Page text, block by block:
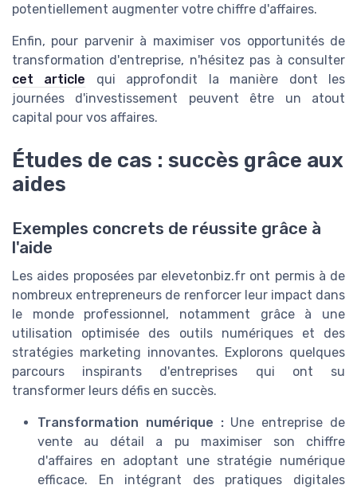
potentiellement augmenter votre chiffre d'affaires.
Enfin, pour parvenir à maximiser vos opportunités de
transformation d'entreprise, n'hésitez pas à consulter
cet article qui approfondit la manière dont les
journées d'investissement peuvent être un atout
capital pour vos affaires.
Études de cas : succès grâce aux
aides
Exemples concrets de réussite grâce à
l'aide
Les aides proposées par elevetonbiz.fr ont permis à de
nombreux entrepreneurs de renforcer leur impact dans
le monde professionnel, notamment grâce à une
utilisation optimisée des outils numériques et des
stratégies marketing innovantes. Explorons quelques
parcours inspirants d'entreprises qui ont su
transformer leurs défis en succès.
Transformation numérique :Une entreprise de
vente au détail a pu maximiser son chiffre
d'affaires en adoptant une stratégie numérique
efficace. En intégrant des pratiques digitales